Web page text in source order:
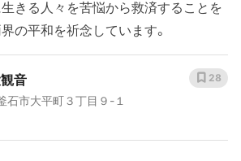
生きる人々を苦悩から救済することを
の平和を祈念しています。
音
石市大平町３丁目９-１
28